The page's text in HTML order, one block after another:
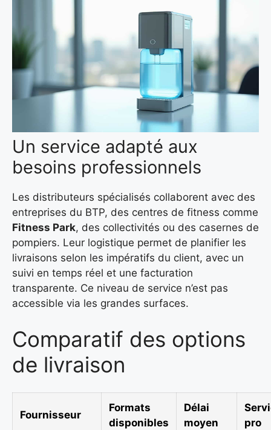
Un service adapté aux
besoins professionnels
Les distributeurs spécialisés collaborent avec des
entreprises du BTP, des centres de fitness comme
Fitness Park, des collectivités ou des casernes de
pompiers. Leur logistique permet de planifier les
livraisons selon les impératifs du client, avec un
suivi en temps réel et une facturation
transparente. Ce niveau de service n’est pas
accessible via les grandes surfaces.
Comparatif des options
de livraison
Fournisseur
Formats
disponibles
Délai
moyen
pro